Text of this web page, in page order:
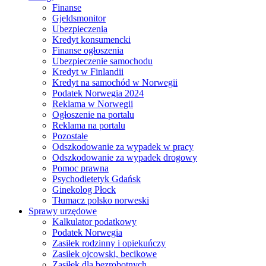
Finanse
Gjeldsmonitor
Ubezpieczenia
Kredyt konsumencki
Finanse ogłoszenia
Ubezpieczenie samochodu
Kredyt w Finlandii
Kredyt na samochód w Norwegii
Podatek Norwegia 2024
Reklama w Norwegii
Ogłoszenie na portalu
Reklama na portalu
Pozostałe
Odszkodowanie za wypadek w pracy
Odszkodowanie za wypadek drogowy
Pomoc prawna
Psychodietetyk Gdańsk
Ginekolog Płock
Tłumacz polsko norweski
Sprawy urzędowe
Kalkulator podatkowy
Podatek Norwegia
Zasiłek rodzinny i opiekuńczy
Zasiłek ojcowski, becikowe